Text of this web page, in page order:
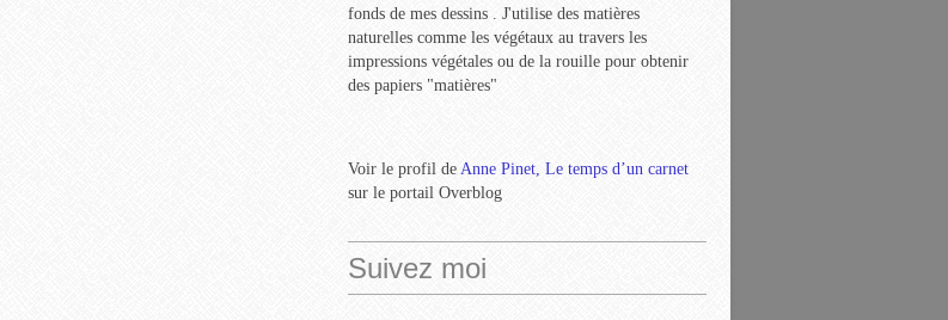
fonds de mes dessins . J'utilise des matières
naturelles comme les végétaux au travers les
impressions végétales ou de la rouille pour obtenir
des papiers "matières"
Voir le profil de Anne Pinet, Le temps d’un carnet
sur le portail Overblog
Suivez moi